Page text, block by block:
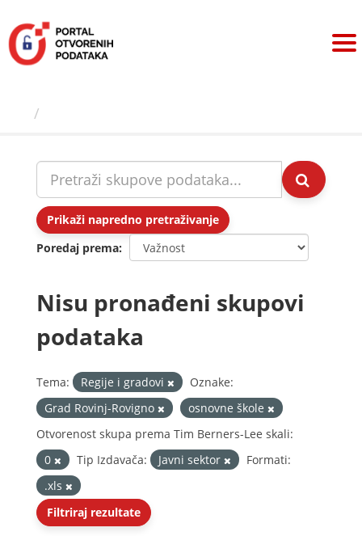
sadržaj
Prikaži napredno pretraživanje
Poredaj prema
Nisu pronađeni skupovi
podataka
Tema: Regije i gradovi
Oznake:
Grad Rovinj-Rovigno
osnovne škole
Otvorenost skupa prema Tim Berners-Lee skali:
0
Tip Izdavača: Javni sektor
Formati:
.xls
Filtriraj rezultate